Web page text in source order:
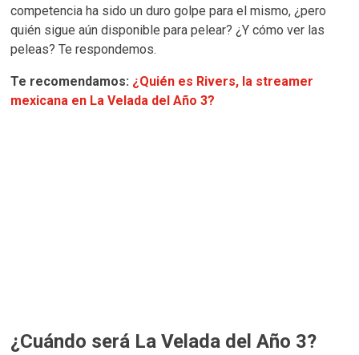
competencia ha sido un duro golpe para el mismo, ¿pero
quién sigue aún disponible para pelear? ¿Y cómo ver las
peleas? Te respondemos.
Te recomendamos: ¿Quién es Rivers, la streamer
mexicana en La Velada del Año 3?
¿Cuándo será La Velada del Año 3?